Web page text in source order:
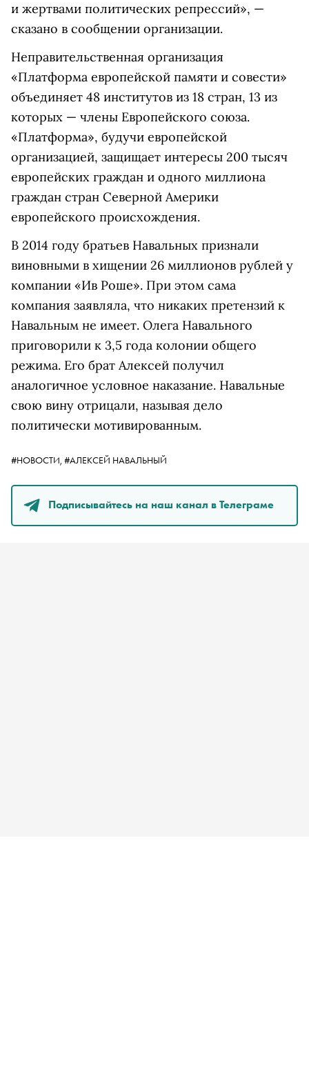
и жертвами политических репрессий», —
сказано в сообщении организации.
Неправительственная организация
«Платформа европейской памяти и совести»
объединяет 48 институтов из 18 стран, 13 из
которых — члены Европейского союза.
«Платформа», будучи европейской
организацией, защищает интересы 200 тысяч
европейских граждан и одного миллиона
граждан стран Северной Америки
европейского происхождения.
В 2014 году братьев Навальных признали
виновными в хищении 26 миллионов рублей у
компании «Ив Роше». При этом сама
компания заявляла, что никаких претензий к
Навальным не имеет. Олега Навального
приговорили к 3,5 года колонии общего
режима. Его брат Алексей получил
аналогичное условное наказание. Навальные
свою вину отрицали, называя дело
политически мотивированным.
#НОВОСТИ, #АЛЕКСЕЙ НАВАЛЬНЫЙ
Подписывайтесь на наш канал в Телеграме